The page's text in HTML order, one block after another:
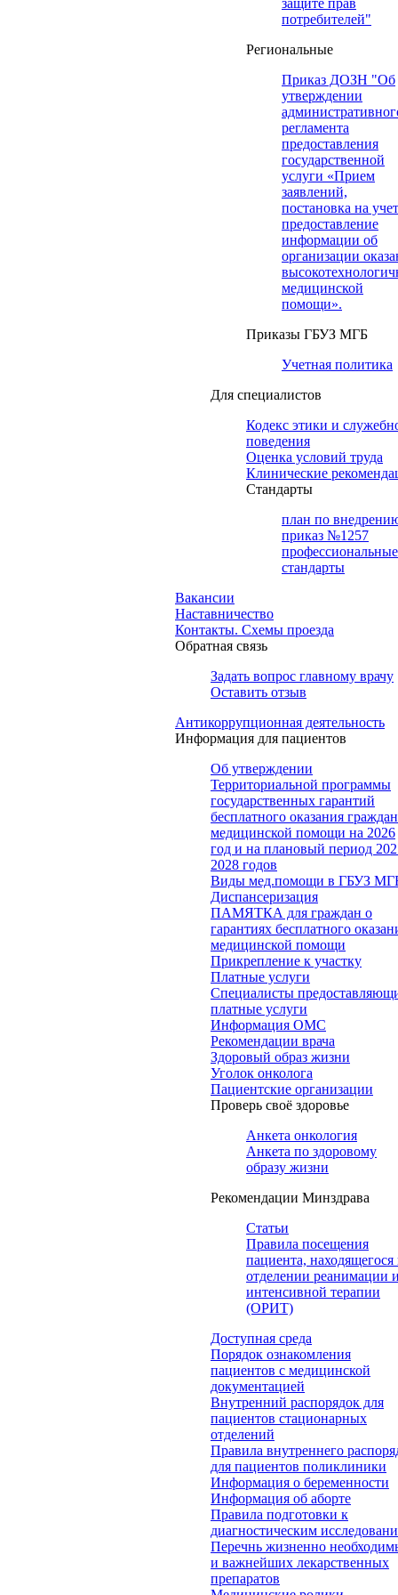
защите прав
потребителей"
Региональные
Приказ ДОЗН "Об
утверждении
регламента
предоставления
государственной
услуги «Прием
заявлений,
постановка на
предоставление
информации об
организации
медицинской
помощи».
Приказы ГБУЗ МГБ
Учетная политика
Для специалистов
Кодекс этики и
поведения
Оценка условий труда
Клинические
Cтандарты
план по
приказ №1257
профессиональные
стандарты
Вакансии
Наставничество
Контакты. Схемы проезда
Обратная связь
Задать вопрос главному врачу
Оставить отзыв
Антикоррупционная деятельность
Информация для пациентов
Об утверждении
Территориальной программы
государственных гарантий
бесплатного оказания
медицинской помощи на 2026
год и на плановый период
2028 годов
Виды мед.помощи в ГБУЗ
Диспансеризация
ПАМЯТКА для граждан о
гарантиях бесплатного
медицинской помощи
Прикрепление к участку
Платные услуги
Специалисты
платные услуги
Информация ОМС
Рекомендации врача
Здоровый образ жизни
Уголок онколога
Пациентские организации
Проверь своё здоровье
Анкета онкология
Анкета по здоровому
образу жизни
Рекомендации Минздрава
Статьи
Правила посещения
пациента, находящегося
отделении реанимации и
интенсивной терапии
(ОРИТ)
Доступная среда
Порядок ознакомления
пациентов с медицинской
документацией
Внутренний распорядок для
пациентов стационарных
отделений
Правила внутреннего
для пациентов поликлиники
Информация о беременности
Информация об аборте
Правила подготовки к
диагностическим
Перечнь жизненно
и важнейших лекарственных
препаратов